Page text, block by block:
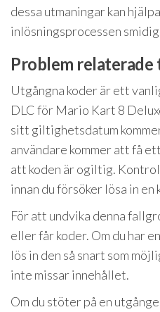
dessa utmaningar kan
inlösningsprocessen
Problem
Utgångna koder är ett
DLC för Mario Kart 8
sitt giltighetsdatum
användare kommer att få
att koden är ogiltig.
innan du försöker lösa in en
För att undvika denna
eller får koder. Om du har
lös in den så snart som
inte missar innehållet.
Om du stöter på en